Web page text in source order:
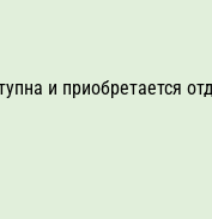
и приобретается